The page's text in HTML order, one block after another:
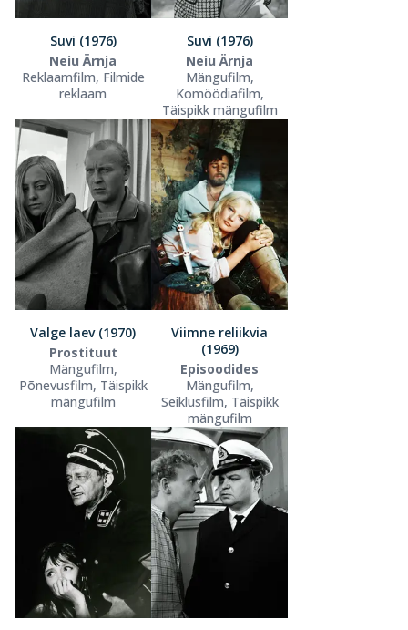
Suvi (1976)
Neiu Ärnja
Reklaamfilm, Filmide
reklaam
Suvi (1976)
Neiu Ärnja
Mängufilm,
Komöödiafilm,
Täispikk mängufilm
Valge laev (1970)
Prostituut
Mängufilm,
Põnevusfilm, Täispikk
mängufilm
Viimne reliikvia
(1969)
Episoodides
Mängufilm,
Seiklusfilm, Täispikk
mängufilm